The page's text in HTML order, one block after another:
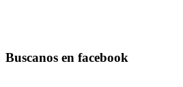
Buscanos en facebook